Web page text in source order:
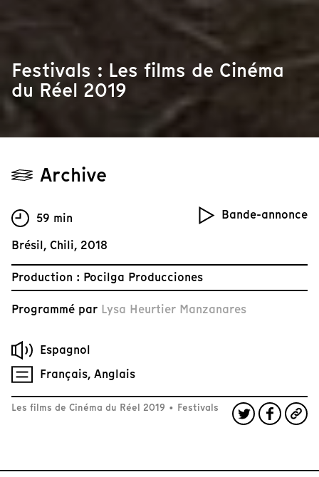
Festivals : Les films de Cinéma
du Réel 2019
Archive
Bande-annonce
59 min
Brésil, Chili, 2018
Production : Pocilga Producciones
Programmé par Lysa Heurtier Manzanares
Espagnol
Français, Anglais
Les films de Cinéma du Réel 2019 • Festivals